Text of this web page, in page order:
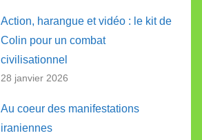
Action, harangue et vidéo : le kit de
Colin pour un combat
civilisationnel
28 janvier 2026
Au coeur des manifestations
iraniennes